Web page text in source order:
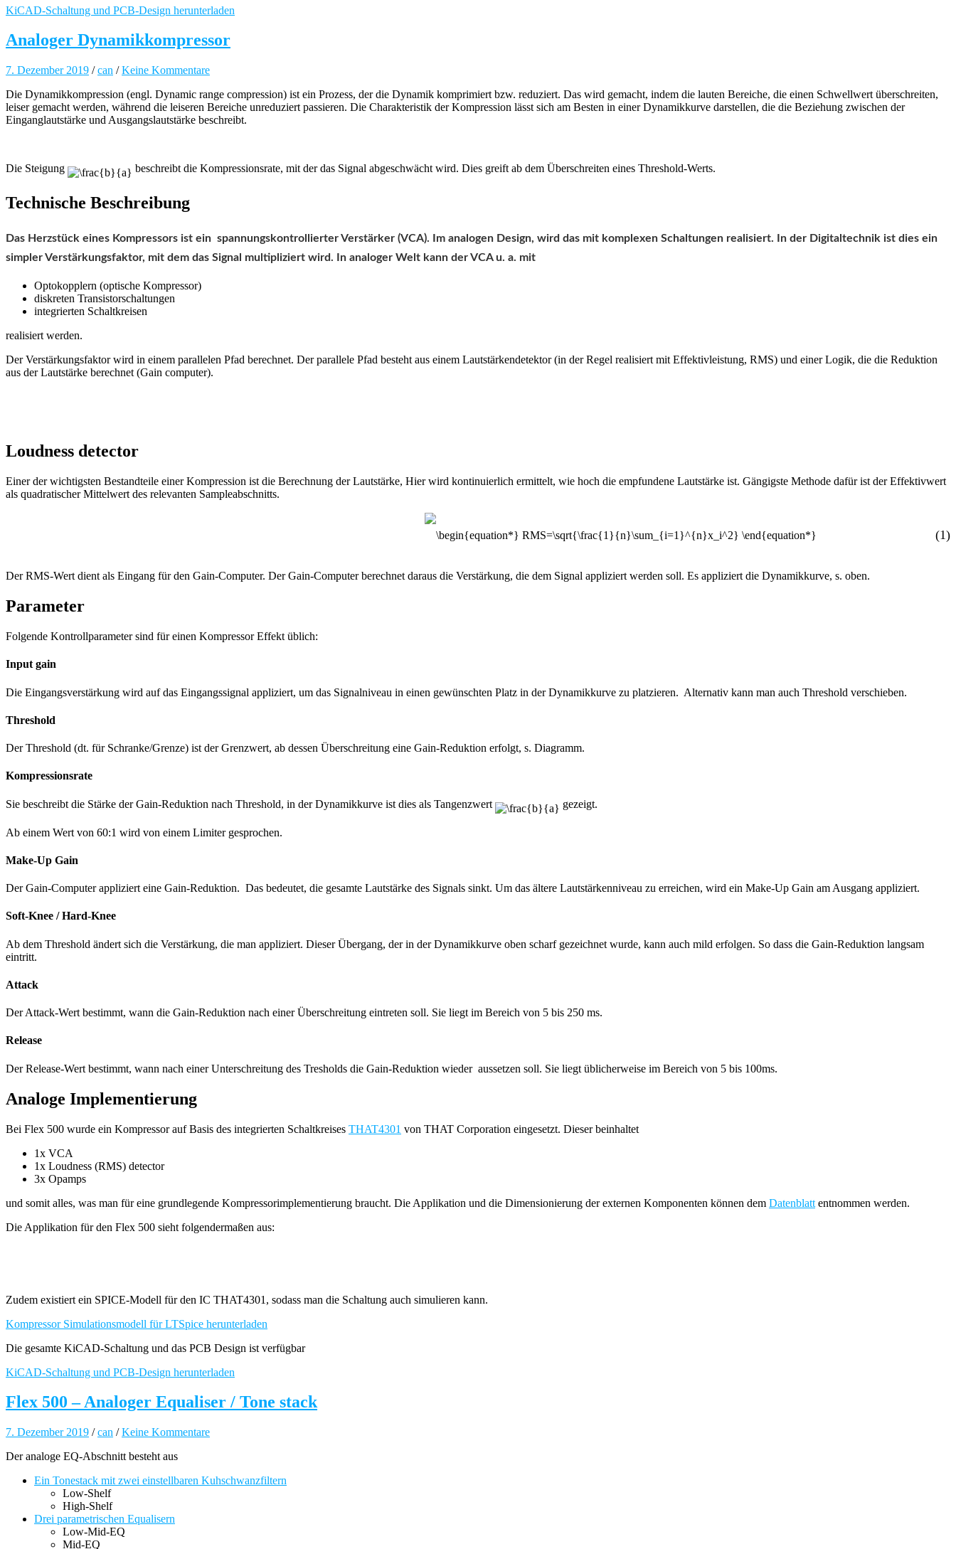
KiCAD-Schaltung und PCB-Design herunterladen
Analoger Dynamikkompressor
7. Dezember 2019 /can /Keine Kommentare
Die Dynamikkompression (engl. Dynamic range compression) ist ein Prozess, der die Dynamik komprimiert bzw. reduziert. Das wird gemacht, indem die lauten Bereiche, die einen Schwellwert überschreiten,
leiser gemacht werden, während die leiseren Bereiche unreduziert passieren. Die Charakteristik der Kompression lässt sich am Besten in einer Dynamikkurve darstellen, die die Beziehung zwischen der
Einganglautstärke und Ausgangslautstärke beschreibt.
Die Steigung beschreibt die Kompressionsrate, mit der das Signal abgeschwächt wird. Dies greift ab dem Überschreiten eines Threshold-Werts.
Technische Beschreibung
Das Herzstück eines Kompressors ist ein spannungskontrollierter Verstärker (VCA). Im analogen Design, wird das mit komplexen Schaltungen realisiert. In der Digitaltechnik ist dies ein
simpler Verstärkungsfaktor, mit dem das Signal multipliziert wird. In analoger Welt kann der VCA u. a. mit
Optokopplern (optische Kompressor)
diskreten Transistorschaltungen
integrierten Schaltkreisen
realisiert werden.
Der Verstärkungsfaktor wird in einem parallelen Pfad berechnet. Der parallele Pfad besteht aus einem Lautstärkendetektor (in der Regel realisiert mit Effektivleistung, RMS) und einer Logik, die die Reduktion
aus der Lautstärke berechnet (Gain computer).
Loudness detector
Einer der wichtigsten Bestandteile einer Kompression ist die Berechnung der Lautstärke, Hier wird kontinuierlich ermittelt, wie hoch die empfundene Lautstärke ist. Gängigste Methode dafür ist der Effektivwert
als quadratischer Mittelwert des relevanten Sampleabschnitts.
(1)
Der RMS-Wert dient als Eingang für den Gain-Computer. Der Gain-Computer berechnet daraus die Verstärkung, die dem Signal appliziert werden soll. Es appliziert die Dynamikkurve, s. oben.
Parameter
Folgende Kontrollparameter sind für einen Kompressor Effekt üblich:
Input gain
Die Eingangsverstärkung wird auf das Eingangssignal appliziert, um das Signalniveau in einen gewünschten Platz in der Dynamikkurve zu platzieren. Alternativ kann man auch Threshold verschieben.
Threshold
Der Threshold (dt. für Schranke/Grenze) ist der Grenzwert, ab dessen Überschreitung eine Gain-Reduktion erfolgt, s. Diagramm.
Kompressionsrate
Sie beschreibt die Stärke der Gain-Reduktion nach Threshold, in der Dynamikkurve ist dies als Tangenzwert gezeigt.
Ab einem Wert von 60:1 wird von einem Limiter gesprochen.
Make-Up Gain
Der Gain-Computer appliziert eine Gain-Reduktion. Das bedeutet, die gesamte Lautstärke des Signals sinkt. Um das ältere Lautstärkenniveau zu erreichen, wird ein Make-Up Gain am Ausgang appliziert.
Soft-Knee / Hard-Knee
Ab dem Threshold ändert sich die Verstärkung, die man appliziert. Dieser Übergang, der in der Dynamikkurve oben scharf gezeichnet wurde, kann auch mild erfolgen. So dass die Gain-Reduktion langsam
eintritt.
Attack
Der Attack-Wert bestimmt, wann die Gain-Reduktion nach einer Überschreitung eintreten soll. Sie liegt im Bereich von 5 bis 250 ms.
Release
Der Release-Wert bestimmt, wann nach einer Unterschreitung des Tresholds die Gain-Reduktion wieder aussetzen soll. Sie liegt üblicherweise im Bereich von 5 bis 100ms.
Analoge Implementierung
Bei Flex 500 wurde ein Kompressor auf Basis des integrierten Schaltkreises THAT4301 von THAT Corporation eingesetzt. Dieser beinhaltet
1x VCA
1x Loudness (RMS) detector
3x Opamps
und somit alles, was man für eine grundlegende Kompressorimplementierung braucht. Die Applikation und die Dimensionierung der externen Komponenten können dem Datenblatt entnommen werden.
Die Applikation für den Flex 500 sieht folgendermaßen aus:
Zudem existiert ein SPICE-Modell für den IC THAT4301, sodass man die Schaltung auch simulieren kann.
Kompressor Simulationsmodell für LTSpice herunterladen
Die gesamte KiCAD-Schaltung und das PCB Design ist verfügbar
KiCAD-Schaltung und PCB-Design herunterladen
Flex 500 – Analoger Equaliser / Tone stack
7. Dezember 2019 /can /Keine Kommentare
Der analoge EQ-Abschnitt besteht aus
Ein Tonestack mit zwei einstellbaren Kuhschwanzfiltern
Low-Shelf
High-Shelf
Drei parametrischen Equalisern
Low-Mid-EQ
Mid-EQ